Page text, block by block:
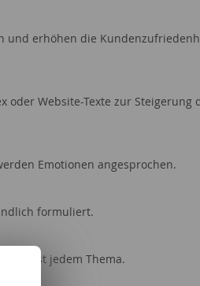
und erhöhen die
oder Website-Texte zur Steigerung
Emotionen angesprochen.
formuliert.
zu fast jedem Thema.